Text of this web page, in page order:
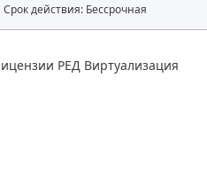
Срок действия: Бессрочная
РЕД Виртуализация